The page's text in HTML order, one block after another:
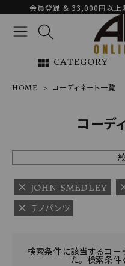
会員登録 & 33,000円以上
view_module CATEGORY
NEW ARRIVAL
ARCH EXCLUSIVE
BRAND
CATEGORY
HOME コーディネート一覧
コーデ
JOHN SMEDLEY
チノパンツ
検索条件に該当するコー
た。 検索条件